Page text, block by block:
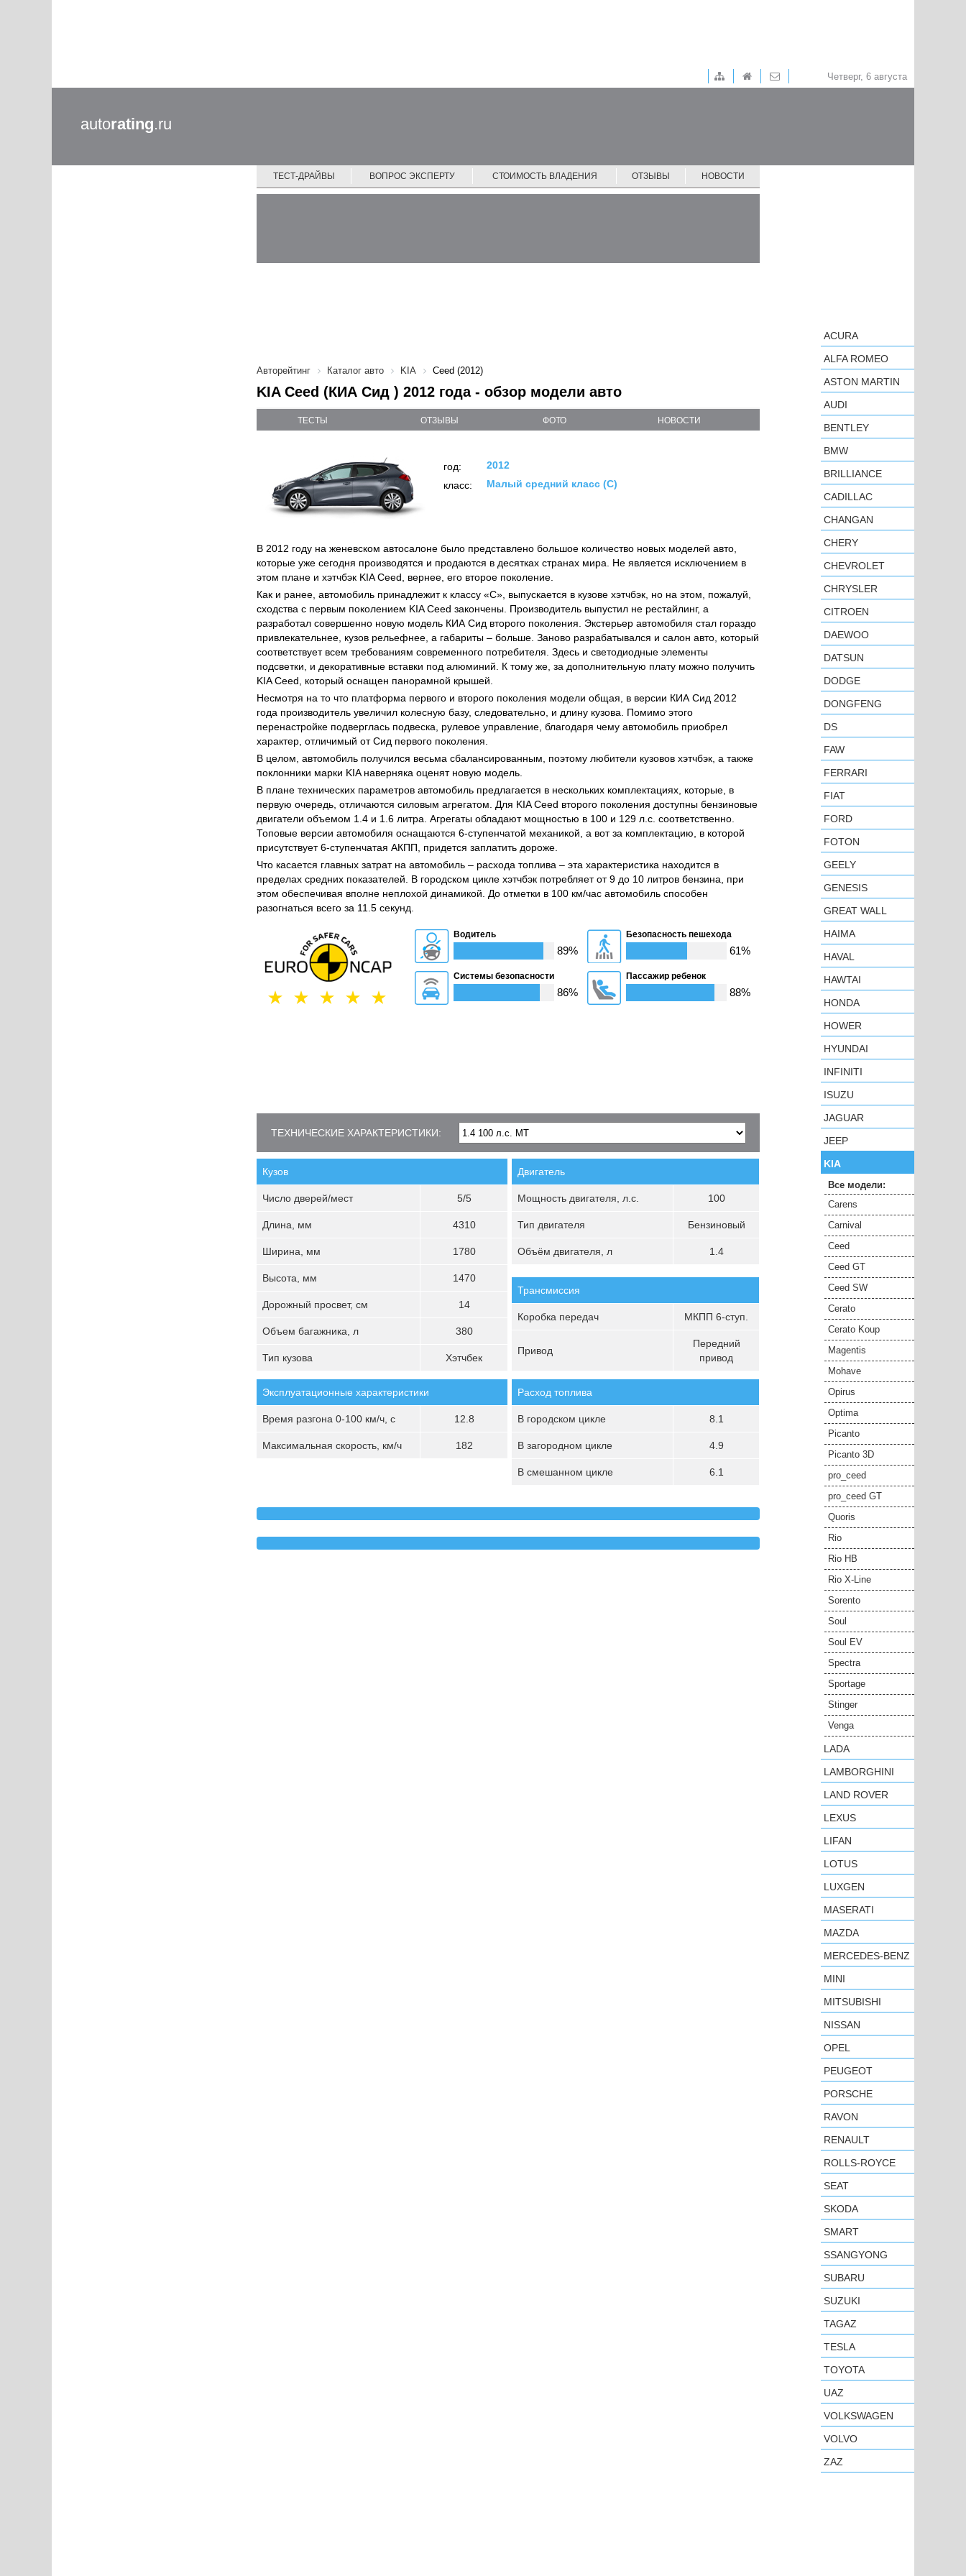
Четверг, 6 августа
autorating.ru
ТЕСТ-ДРАЙВЫ ВОПРОС ЭКСПЕРТУ СТОИМОСТЬ ВЛАДЕНИЯ ОТЗЫВЫ НОВОСТИ
Авторейтинг Каталог авто KIA Ceed (2012)
KIA Ceed (КИА Сид ) 2012 года - обзор модели авто
ТЕСТЫ ОТЗЫВЫ ФОТО НОВОСТИ
год:
2012
класс:
Малый средний класс (C)
В 2012 году на женевском автосалоне было представлено большое количество новых моделей авто,
которые уже сегодня производятся и продаются в десятках странах мира. Не является исключением в
этом плане и хэтчбэк KIA Ceed, вернее, его второе поколение.
Как и ранее, автомобиль принадлежит к классу «С», выпускается в кузове хэтчбэк, но на этом, пожалуй,
сходства с первым поколением KIA Ceed закончены. Производитель выпустил не рестайлинг, а
разработал совершенно новую модель КИА Сид второго поколения. Экстерьер автомобиля стал гораздо
привлекательнее, кузов рельефнее, а габариты – больше. Заново разрабатывался и салон авто, который
соответствует всем требованиям современного потребителя. Здесь и светодиодные элементы
подсветки, и декоративные вставки под алюминий. К тому же, за дополнительную плату можно получить
KIA Ceed, который оснащен панорамной крышей.
Несмотря на то что платформа первого и второго поколения модели общая, в версии КИА Сид 2012
года производитель увеличил колесную базу, следовательно, и длину кузова. Помимо этого
перенастройке подверглась подвеска, рулевое управление, благодаря чему автомобиль приобрел
характер, отличимый от Сид первого поколения.
В целом, автомобиль получился весьма сбалансированным, поэтому любители кузовов хэтчбэк, а также
поклонники марки KIA наверняка оценят новую модель.
В плане технических параметров автомобиль предлагается в нескольких комплектациях, которые, в
первую очередь, отличаются силовым агрегатом. Для KIA Ceed второго поколения доступны бензиновые
двигатели объемом 1.4 и 1.6 литра. Агрегаты обладают мощностью в 100 и 129 л.с. соответственно.
Топовые версии автомобиля оснащаются 6-ступенчатой механикой, а вот за комплектацию, в которой
присутствует 6-ступенчатая АКПП, придется заплатить дороже.
Что касается главных затрат на автомобиль – расхода топлива – эта характеристика находится в
пределах средних показателей. В городском цикле хэтчбэк потребляет от 9 до 10 литров бензина, при
этом обеспечивая вполне неплохой динамикой. До отметки в 100 км/час автомобиль способен
разогнаться всего за 11.5 секунд.
Водитель
89%
Безопасность пешехода
61%
Системы безопасности
86%
Пассажир ребенок
88%
ТЕХНИЧЕСКИЕ ХАРАКТЕРИСТИКИ:
Кузов
Число дверей/мест 5/5
Длина, мм 4310
Ширина, мм 1780
Высота, мм 1470
Дорожный просвет, см 14
Объем багажника, л 380
Тип кузова Хэтчбек
Двигатель
Мощность двигателя, л.с. 100
Тип двигателя Бензиновый
Объём двигателя, л 1.4
Трансмиссия
Коробка передач МКПП 6-ступ.
Привод
Передний
привод
Эксплуатационные характеристики
Время разгона 0-100 км/ч, с 12.8
Максимальная скорость, км/ч 182
Расход топлива
В городском цикле 8.1
В загородном цикле 4.9
В смешанном цикле 6.1
ACURA
ALFA ROMEO
ASTON MARTIN
AUDI
BENTLEY
BMW
BRILLIANCE
CADILLAC
CHANGAN
CHERY
CHEVROLET
CHRYSLER
CITROEN
DAEWOO
DATSUN
DODGE
DONGFENG
DS
FAW
FERRARI
FIAT
FORD
FOTON
GEELY
GENESIS
GREAT WALL
HAIMA
HAVAL
HAWTAI
HONDA
HOWER
HYUNDAI
INFINITI
ISUZU
JAGUAR
JEEP
KIA
Все модели:
Carens
Carnival
Ceed
Ceed GT
Ceed SW
Cerato
Cerato Koup
Magentis
Mohave
Opirus
Optima
Picanto
Picanto 3D
pro_ceed
pro_ceed GT
Quoris
Rio
Rio HB
Rio X-Line
Sorento
Soul
Soul EV
Spectra
Sportage
Stinger
Venga
LADA
LAMBORGHINI
LAND ROVER
LEXUS
LIFAN
LOTUS
LUXGEN
MASERATI
MAZDA
MERCEDES-BENZ
MINI
MITSUBISHI
NISSAN
OPEL
PEUGEOT
PORSCHE
RAVON
RENAULT
ROLLS-ROYCE
SEAT
SKODA
SMART
SSANGYONG
SUBARU
SUZUKI
TAGAZ
TESLA
TOYOTA
UAZ
VOLKSWAGEN
VOLVO
ZAZ